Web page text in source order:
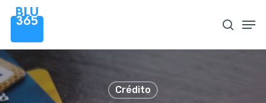
Pular
para
conteúdo
principal
procura
Crédito